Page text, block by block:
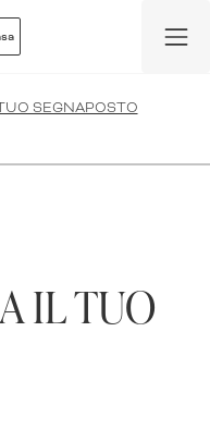
SEGNAPOSTO
IL TUO